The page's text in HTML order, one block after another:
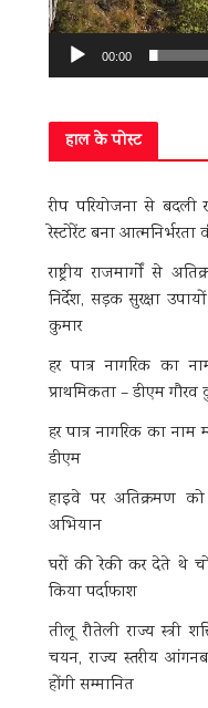
00:00
हाल के पोस्ट
रीप परियोजना से बदली
रेस्टोरेंट बना
राष्ट्रीय राजमार्गों से
निर्देश, सड़क सुरक्षा
कुमार
हर पात्र नागरिक का
प्राथमिकता – डीएम गौरव
हर पात्र नागरिक का
डीएम
हाइवे पर अतिक्रमण
अभियान
घरों की रेकी कर देते थे
किया पर्दाफाश
तीलू रौतेली राज्य स्त्री
चयन, राज्य स्तरीय
होंगी सम्मानित